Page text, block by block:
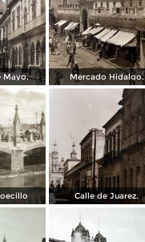
Mayo. Mercado Hidalgo.
Calle de Juarez.